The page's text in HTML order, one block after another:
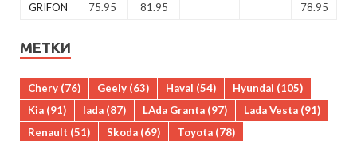
GRIFON
75.95 81.95 78.95
МЕТКИ
Chery (76) Geely (63) Haval (54) Hyundai (105)
Kia (91) lada (87) LAda Granta (97) Lada Vesta (91)
Renault (51) Skoda (69) Toyota (78)